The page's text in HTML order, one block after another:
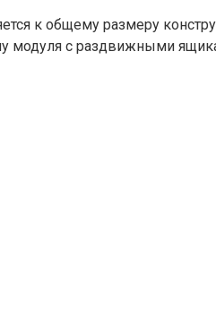
к общему размеру
модуля с раздвижными